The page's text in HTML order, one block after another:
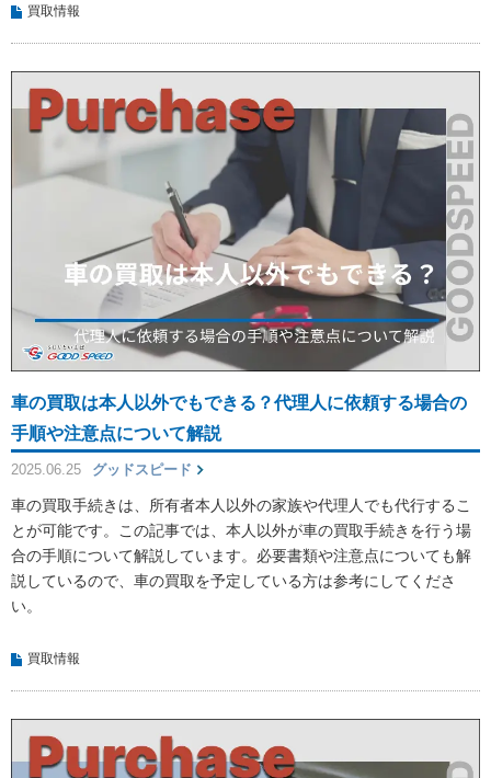
買取情報
車の買取は本人以外でもできる？代理人に依頼する場合の
手順や注意点について解説
2025.06.25 グッドスピード
車の買取手続きは、所有者本人以外の家族や代理人でも代行するこ
とが可能です。この記事では、本人以外が車の買取手続きを行う場
合の手順について解説しています。必要書類や注意点についても解
説しているので、車の買取を予定している方は参考にしてくださ
い。
買取情報